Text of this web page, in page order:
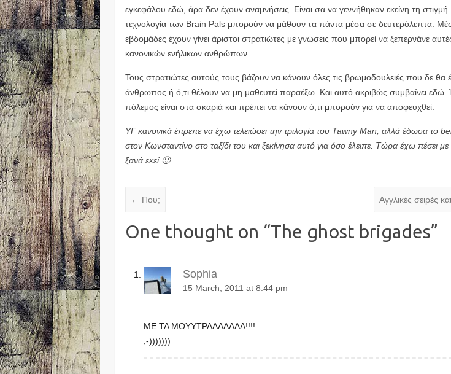
εγκεφάλου εδώ, άρα δεν έχουν αναμνήσεις. Είναι σα να γεννήθηκαν εκείνη τη
τεχνολογία των Brain Pals μπορούν να μάθουν τα πάντα μέσα σε δευτερόλεπτα.
εβδομάδες έχουν γίνει άριστοι στρατιώτες με γνώσεις που μπορεί να ξεπερνάνε
κανονικών ενήλικων ανθρώπων.
Τους στρατιώτες αυτούς τους βάζουν να κάνουν όλες τις βρωμοδουλειές που δε θα
άνθρωπος ή ό,τι θέλουν να μη μαθευτεί παραέξω. Και αυτό ακριβώς συμβαίνει εδώ.
πόλεμος είναι στα σκαριά και πρέπει να κάνουν ό,τι μπορούν για να αποφευχθεί.
ΥΓ κανονικά έπρεπε να έχω τελειώσει την τριλογία του Tawny Man, αλλά έδωσα το
στον Κωνσταντίνο στο ταξίδι του και ξεκίνησα αυτό για όσο έλειπε. Τώρα έχω πέσει
ξανά εκεί 🙂
← Που; Αγγλικές σειρές
One thought on “The ghost brigades”
Sophia
15 March, 2011 at 8:44 pm
ΜΕ ΤΑ ΜΟΥΥΤΡΑΑΑΑΑΑΑ!!!!
;-)))))))